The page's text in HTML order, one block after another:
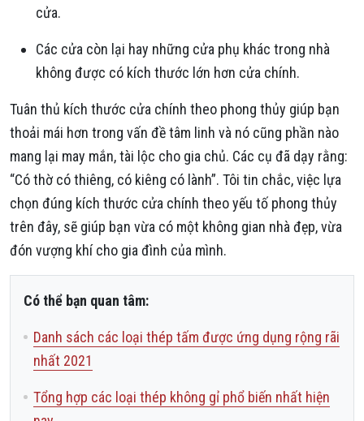
cửa.
Các cửa còn lại hay những cửa phụ khác trong nhà
không được có kích thước lớn hơn cửa chính.
Tuân thủ kích thước cửa chính theo phong thủy giúp bạn
thoải mái hơn trong vấn đề tâm linh và nó cũng phần nào
mang lại may mắn, tài lộc cho gia chủ. Các cụ đã dạy rằng:
“Có thờ có thiêng, có kiêng có lành”. Tôi tin chắc, việc lựa
chọn đúng kích thước cửa chính theo yếu tố phong thủy
trên đây, sẽ giúp bạn vừa có một không gian nhà đẹp, vừa
đón vượng khí cho gia đình của mình.
Có thể bạn quan tâm:
Danh sách các loại thép tấm được ứng dụng rộng rãi
nhất 2021
Tổng hợp các loại thép không gỉ phổ biến nhất hiện